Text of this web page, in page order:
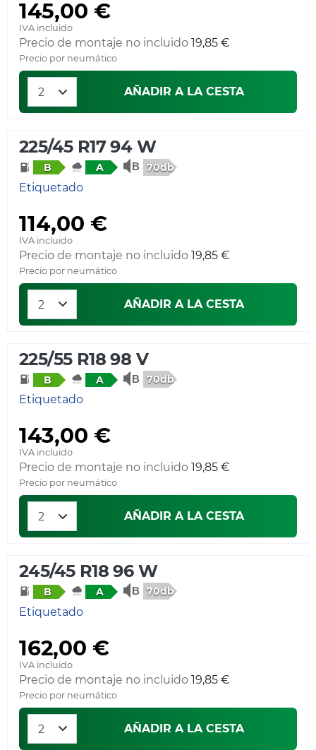
145,00 €
IVA incluido
Precio de montaje no incluido 19,85 €
Precio por neumático
AÑADIR A LA CESTA
225/45 R17 94 W
B A 70db
Etiquetado
114,00 €
IVA incluido
Precio de montaje no incluido 19,85 €
Precio por neumático
AÑADIR A LA CESTA
225/55 R18 98 V
B A 70db
Etiquetado
143,00 €
IVA incluido
Precio de montaje no incluido 19,85 €
Precio por neumático
AÑADIR A LA CESTA
245/45 R18 96 W
B A 70db
Etiquetado
162,00 €
IVA incluido
Precio de montaje no incluido 19,85 €
Precio por neumático
AÑADIR A LA CESTA